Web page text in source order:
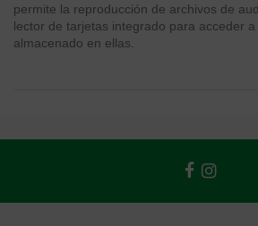
permite la reproducción de archivos de
lector de tarjetas integrado para acceder
almacenado en ellas.